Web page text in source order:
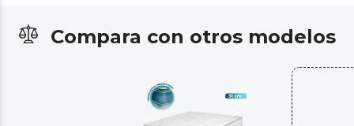
Compara con otros modelos